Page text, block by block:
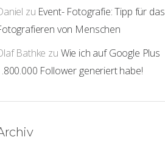
zu Event- Fotografie: Tipp für das
von Menschen
Bathke zu Wie ich auf Google Plus
Follower generiert habe!